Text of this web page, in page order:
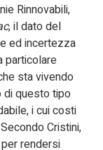
Rinnovabili,
, il dato del
ed incertezza
particolare
sta vivendo
di questo tipo
i cui costi
Cristini,
rendersi